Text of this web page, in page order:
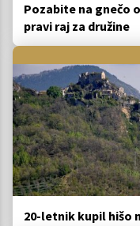
Pozabite na gnečo
pravi raj za družine
20-letnik kupil hišo